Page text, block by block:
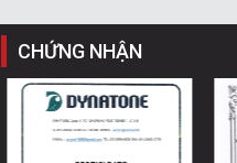
CHỨNG NHẬN